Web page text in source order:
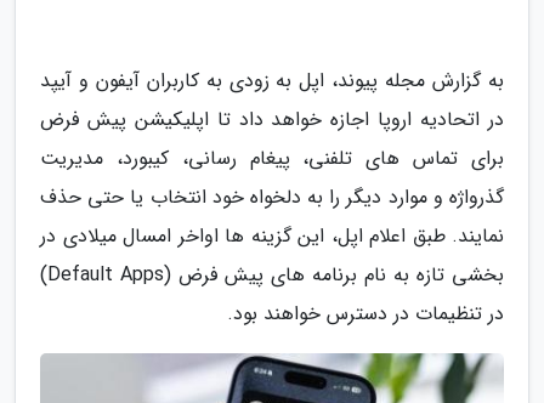
به گزارش مجله پیوند، اپل به زودی به کاربران آیفون و آیپد
در اتحادیه اروپا اجازه خواهد داد تا اپلیکیشن پیش فرض
برای تماس های تلفنی، پیغام رسانی، کیبورد، مدیریت
گذرواژه و موارد دیگر را به دلخواه خود انتخاب یا حتی حذف
نمایند. طبق اعلام اپل، این گزینه ها اواخر امسال میلادی در
بخشی تازه به نام برنامه های پیش فرض (Default Apps)
در تنظیمات در دسترس خواهند بود.